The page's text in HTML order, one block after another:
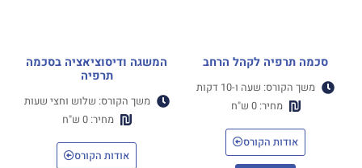
סכמה תרפיה לקהל הרחב
משך הקורס: שעה ו-10 דקות
מחיר: 0 ש"ח
אודות הקורס
המשגה ודיסוציאציה בסכמה
תרפיה
משך הקורס: שלוש וחצי שעות
מחיר: 0 ש"ח
אודות הקורס